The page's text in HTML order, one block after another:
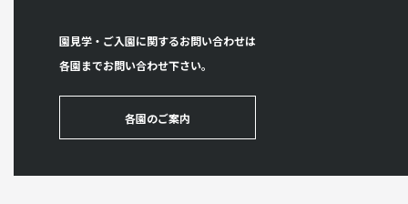
園見学・ご入園に関するお問い合わせは
各園までお問い合わせ下さい。
各園のご案内